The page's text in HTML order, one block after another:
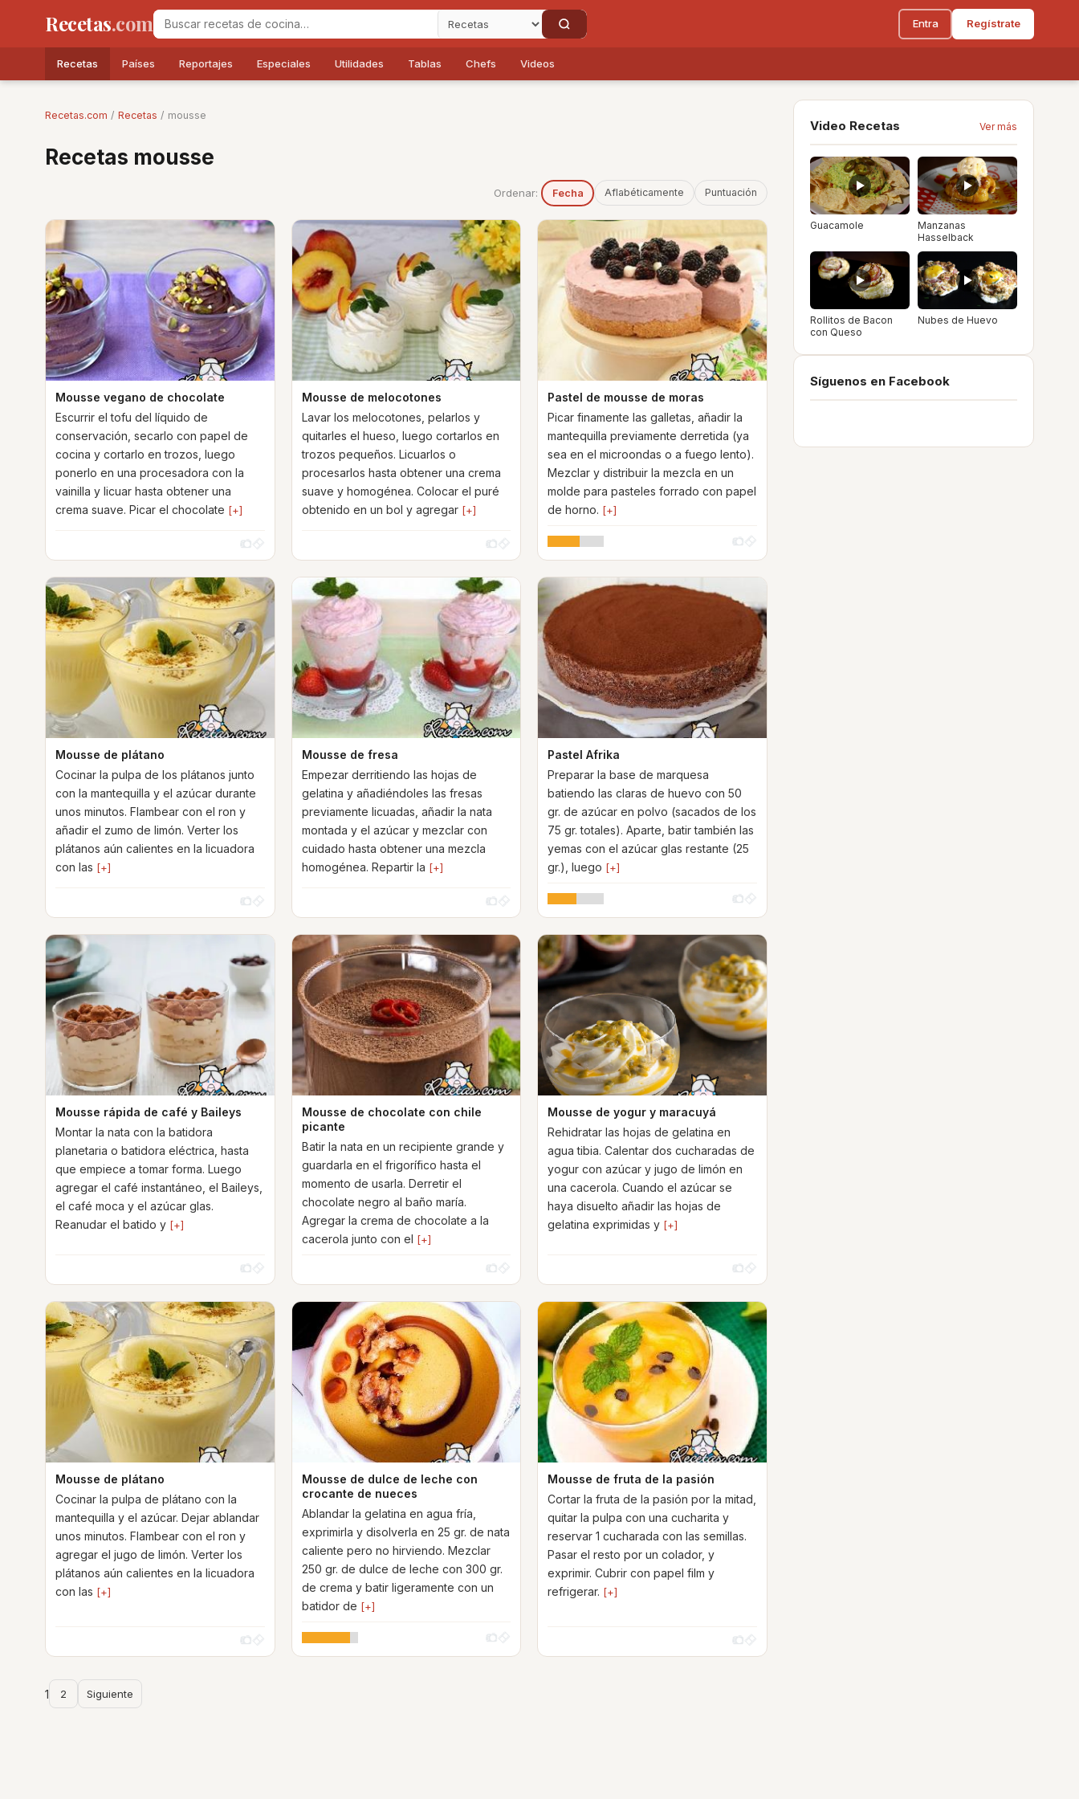
Recetas.com Entra Regístrate
Recetas Países Reportajes Especiales Utilidades Tablas Chefs Videos
Recetas.com / Recetas / mousse
Recetas mousse
Ordenar: Fecha Aflabéticamente Puntuación
Mousse vegano de chocolate
Escurrir el tofu del líquido de
conservación, secarlo con papel de
cocina y cortarlo en trozos, luego
ponerlo en una procesadora con la
vainilla y licuar hasta obtener una
crema suave. Picar el chocolate [+]
Mousse de melocotones
Lavar los melocotones, pelarlos y
quitarles el hueso, luego cortarlos en
trozos pequeños. Licuarlos o
procesarlos hasta obtener una crema
suave y homogénea. Colocar el puré
obtenido en un bol y agregar [+]
Pastel de mousse de moras
Picar finamente las galletas, añadir la
mantequilla previamente derretida (ya
sea en el microondas o a fuego lento).
Mezclar y distribuir la mezcla en un
molde para pasteles forrado con papel
de horno. [+]
Mousse de plátano
Cocinar la pulpa de los plátanos junto
con la mantequilla y el azúcar durante
unos minutos. Flambear con el ron y
añadir el zumo de limón. Verter los
plátanos aún calientes en la licuadora
con las [+]
Mousse de fresa
Empezar derritiendo las hojas de
gelatina y añadiéndoles las fresas
previamente licuadas, añadir la nata
montada y el azúcar y mezclar con
cuidado hasta obtener una mezcla
homogénea. Repartir la [+]
Pastel Afrika
Preparar la base de marquesa
batiendo las claras de huevo con 50
gr. de azúcar en polvo (sacados de los
75 gr. totales). Aparte, batir también las
yemas con el azúcar glas restante (25
gr.), luego [+]
Mousse rápida de café y Baileys
Montar la nata con la batidora
planetaria o batidora eléctrica, hasta
que empiece a tomar forma. Luego
agregar el café instantáneo, el Baileys,
el café moca y el azúcar glas.
Reanudar el batido y [+]
Mousse de chocolate con chile
picante
Batir la nata en un recipiente grande y
guardarla en el frigorífico hasta el
momento de usarla. Derretir el
chocolate negro al baño maría.
Agregar la crema de chocolate a la
cacerola junto con el [+]
Mousse de yogur y maracuyá
Rehidratar las hojas de gelatina en
agua tibia. Calentar dos cucharadas de
yogur con azúcar y jugo de limón en
una cacerola. Cuando el azúcar se
haya disuelto añadir las hojas de
gelatina exprimidas y [+]
Mousse de plátano
Cocinar la pulpa de plátano con la
mantequilla y el azúcar. Dejar ablandar
unos minutos. Flambear con el ron y
agregar el jugo de limón. Verter los
plátanos aún calientes en la licuadora
con las [+]
Mousse de dulce de leche con
crocante de nueces
Ablandar la gelatina en agua fría,
exprimirla y disolverla en 25 gr. de nata
caliente pero no hirviendo. Mezclar
250 gr. de dulce de leche con 300 gr.
de crema y batir ligeramente con un
batidor de [+]
Mousse de fruta de la pasión
Cortar la fruta de la pasión por la mitad,
quitar la pulpa con una cucharita y
reservar 1 cucharada con las semillas.
Pasar el resto por un colador, y
exprimir. Cubrir con papel film y
refrigerar. [+]
1 2 Siguiente
Video Recetas Ver más
Guacamole
Manzanas
Hasselback
Rollitos de Bacon
con Queso
Nubes de Huevo
Síguenos en Facebook